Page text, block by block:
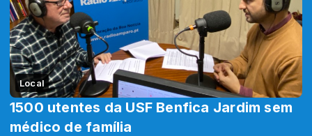
Local
1500 utentes da USF Benfica Jardim sem
médico de família